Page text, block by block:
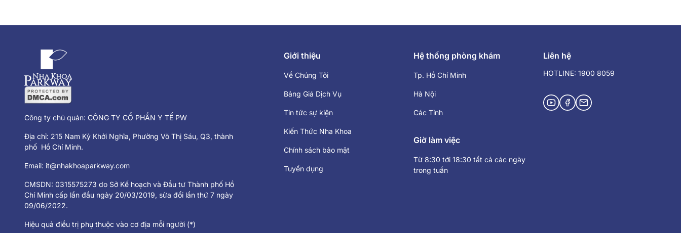
Công ty chủ quản: CÔNG TY CỔ PHẦN Y TẾ PW
Địa chỉ: 215 Nam Kỳ Khởi Nghĩa, Phường Võ Thị Sáu, Q3, thành
phố Hồ Chí Minh.
Email: it@nhakhoaparkway.com
CMSDN: 0315575273 do Sở Kế hoạch và Đầu tư Thành phố Hồ
Chí Minh cấp lần đầu ngày 20/03/2019, sửa đổi lần thứ 7 ngày
09/06/2022.
Hiệu quả điều trị phụ thuộc vào cơ địa mỗi người (*)
Giới thiệu
Về Chúng Tôi
Bảng Giá Dịch Vụ
Tin tức sự kiện
Kiến Thức Nha Khoa
Chính sách bảo mật
Tuyển dụng
Hệ thống phòng khám
Tp. Hồ Chí Minh
Hà Nội
Các Tỉnh
Giờ làm việc
Từ 8:30 tới 18:30 tất cả các ngày
trong tuần
Liên hệ
HOTLINE: 1900 8059